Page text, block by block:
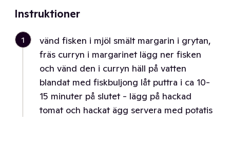
Instruktioner
1
vänd fisken i mjöl smält margarin i grytan,
fräs curryn i margarinet lägg ner fisken
och vänd den i curryn häll på vatten
blandat med fiskbuljong låt puttra i ca 10-
15 minuter på slutet - lägg på hackad
tomat och hackat ägg servera med potatis